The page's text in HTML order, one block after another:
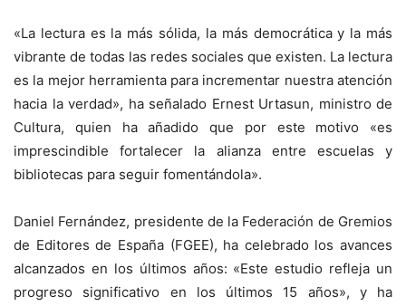
«La lectura es la más sólida, la más democrática y la más
vibrante de todas las redes sociales que existen. La lectura
es la mejor herramienta para incrementar nuestra atención
hacia la verdad», ha señalado Ernest Urtasun, ministro de
Cultura, quien ha añadido que por este motivo «es
imprescindible fortalecer la alianza entre escuelas y
bibliotecas para seguir fomentándola».
Daniel Fernández, presidente de la Federación de Gremios
de Editores de España (FGEE), ha celebrado los avances
alcanzados en los últimos años: «Este estudio refleja un
progreso significativo en los últimos 15 años», y ha